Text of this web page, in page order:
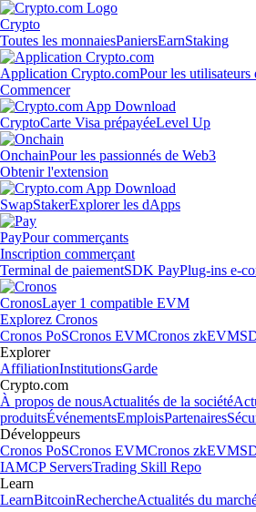
Crypto
Toutes les monnaiesPaniersEarnStaking
Application Crypto.comPour les utilisateurs
Commencer
CryptoCarte Visa prépayéeLevel Up
OnchainPour les passionnés de Web3
Obtenir l'extension
SwapStakerExplorer les dApps
PayPour commerçants
Inscription commerçant
Terminal de paiementSDK PayPlug-ins e-
CronosLayer 1 compatible EVM
Explorez Cronos
Cronos PoSCronos EVMCronos zkEVM
Explorer
AffiliationInstitutionsGarde
Crypto.com
À propos de nousActualités de la société
produitsÉvénementsEmploisPartenaires
Développeurs
Cronos PoSCronos EVMCronos zkEVM
IAMCP ServersTrading Skill Repo
Learn
LearnBitcoinRechercheActualités du